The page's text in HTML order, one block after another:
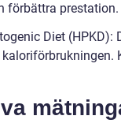
förbättra
Diet